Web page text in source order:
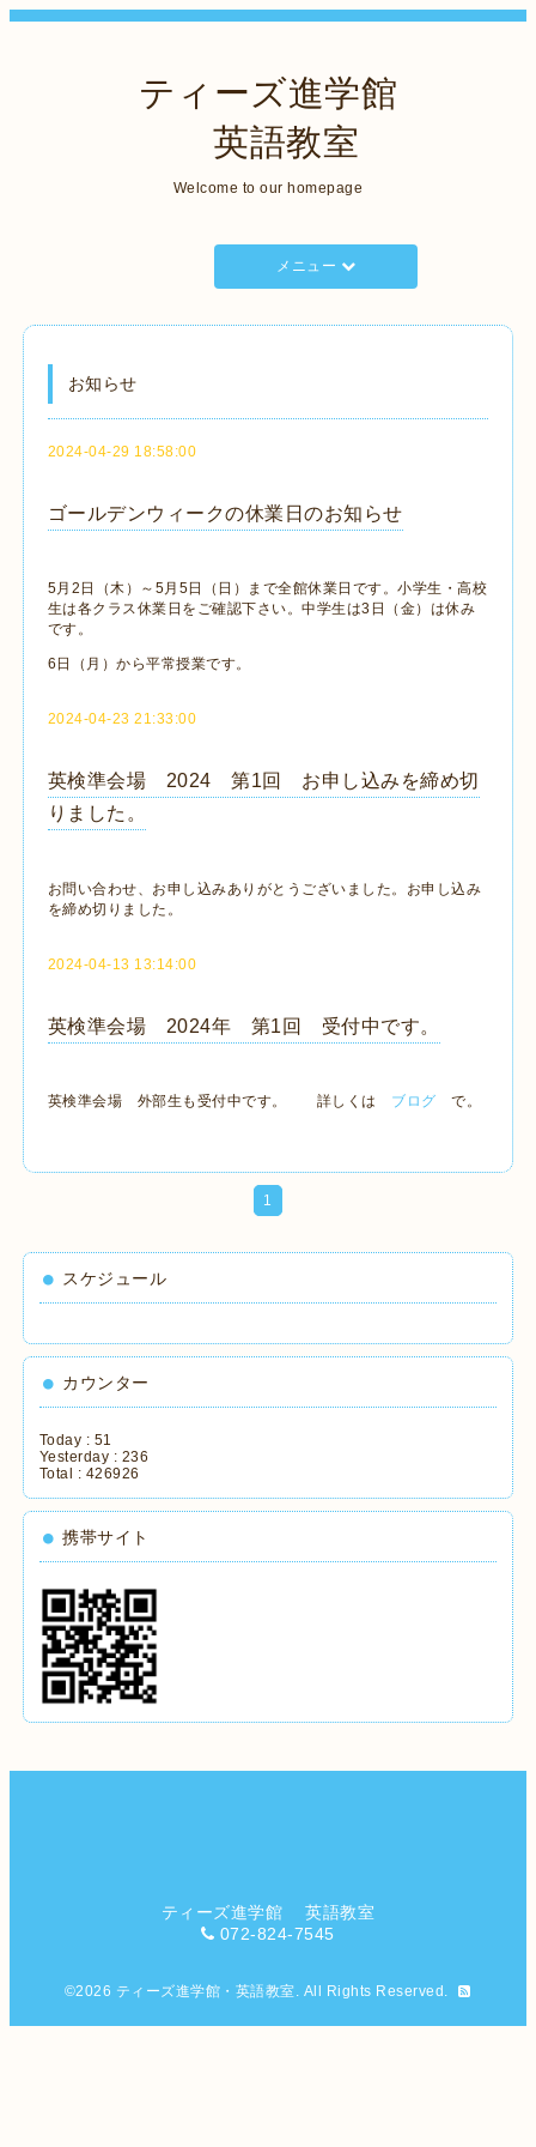
ティーズ進学館
英語教室
Welcome to our homepage
メニュー
お知らせ
2024-04-29 18:58:00
ゴールデンウィークの休業日のお知らせ
5月2日（木）～5月5日（日）まで全館休業日です。小学生・高校
生は各クラス休業日をご確認下さい。中学生は3日（金）は休み
です。
6日（月）から平常授業です。
2024-04-23 21:33:00
英検準会場 2024 第1回 お申し込みを締め切
りました。
お問い合わせ、お申し込みありがとうございました。お申し込み
を締め切りました。
2024-04-13 13:14:00
英検準会場 2024年 第1回 受付中です。
英検準会場 外部生も受付中です。 詳しくは ブログ で。
1
スケジュール
カウンター
Today : 51
Yesterday : 236
Total : 426926
携帯サイト
ティーズ進学館 英語教室
072-824-7545
©2026 ティーズ進学館・英語教室. All Rights Reserved.